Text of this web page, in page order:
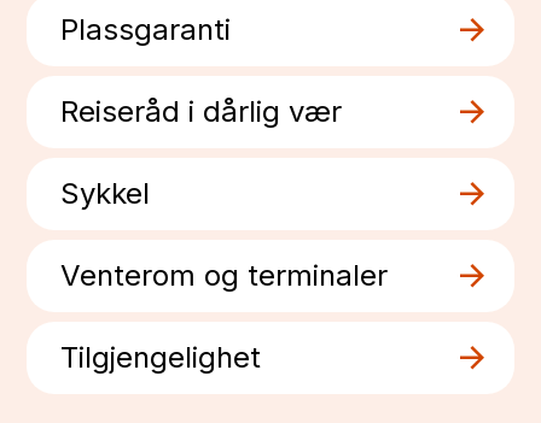
Plassgaranti
Reiseråd i dårlig vær
Sykkel
Venterom og terminaler
Tilgjengelighet